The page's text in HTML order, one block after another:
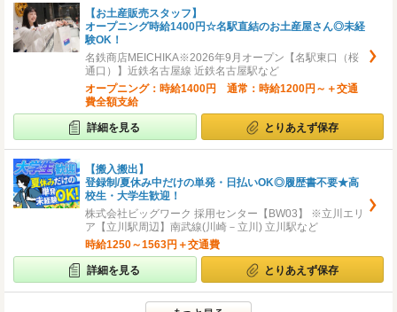
【お土産販売スタッフ】
オープニング時給1400円☆名駅直結のお土産屋さん◎未経
験OK！
名鉄商店MEICHIKA※2026年9月オープン【名駅東口（桜
通口）】近鉄名古屋線 近鉄名古屋駅など
オープニング：時給1400円 通常：時給1200円～＋交通
費全額支給
詳細を見る とりあえず保存
【搬入搬出】
登録制/夏休み中だけの単発・日払いOK◎履歴書不要★高
校生・大学生歓迎！
株式会社ビッグワーク 採用センター【BW03】 ※立川エリ
ア【立川駅周辺】南武線(川崎－立川) 立川駅など
時給1250～1563円＋交通費
詳細を見る とりあえず保存